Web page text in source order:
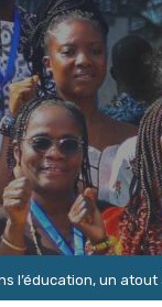
l’éducation, un